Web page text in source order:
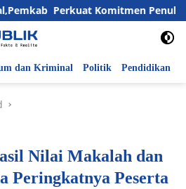
Perkuat Komitmen Penuhi Hak
dan Kriminal Politik Pendidikan
Nilai Makalah dan
Peringkatnya Peserta